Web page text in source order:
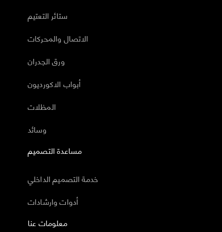
ستائر التعتيم
الاتصال والمحركات
ورق الجدران
أبواب الاكورديون
المظلات
وسائد
مساعدة التصميم
خدمة التصميم الداخلي
أدوات وارشادات
معلومات عنا